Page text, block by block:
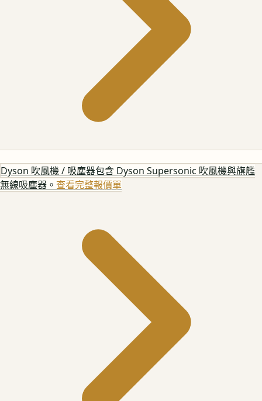
Dyson 吹風機 / 吸塵器包含 Dyson Supersonic 吹風機與旗艦
無線吸塵器。 查看完整報價單